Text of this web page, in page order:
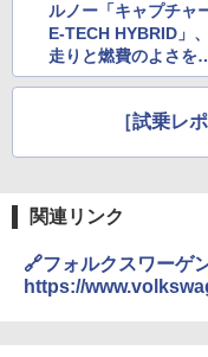
ルノー「キャプチャ
E-TECH HYBRID」、
走りと燃費のよさを
ね備えた実力派のフ
［試乗レ
関連リンク
🔗フォルクスワーゲ
https://